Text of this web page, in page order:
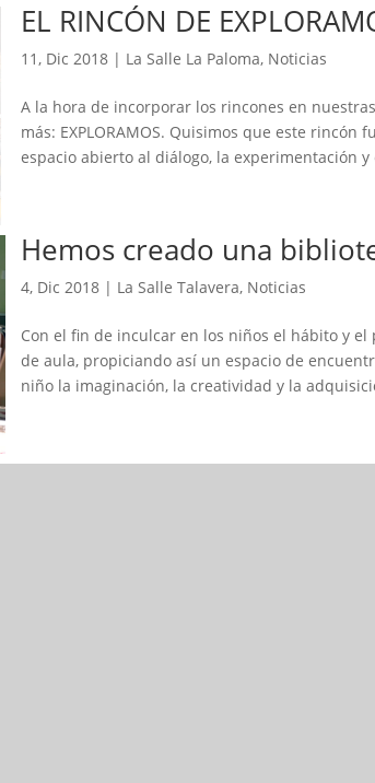
EL RINCÓN DE
11, Dic 2018 | La Salle La Paloma, Noticias
A la hora de incorporar los rincones en
más: EXPLORAMOS. Quisimos que este
espacio abierto al diálogo, la experimentación
Hemos creado una
4, Dic 2018 | La Salle Talavera, Noticias
Con el fin de inculcar en los niños el hábito y
de aula, propiciando así un espacio de
niño la imaginación, la creatividad y la